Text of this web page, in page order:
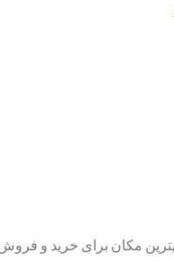
مکان برای خرید و